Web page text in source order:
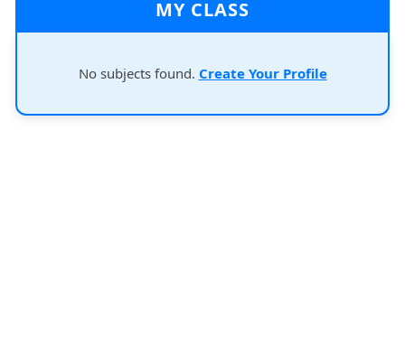
MY CLASS
No subjects found. Create Your Profile